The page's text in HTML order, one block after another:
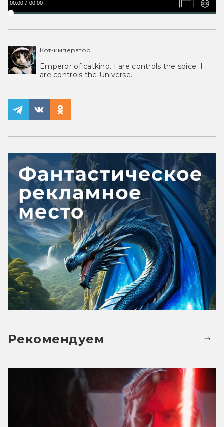
00:00 00:00
Кот-император
Emperor of catkind. I are controls the spice, I
are controls the Universe.
Рекомендуем